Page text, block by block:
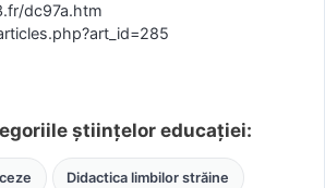
dc97a.htm
științelor educației:
Didactica limbilor străine